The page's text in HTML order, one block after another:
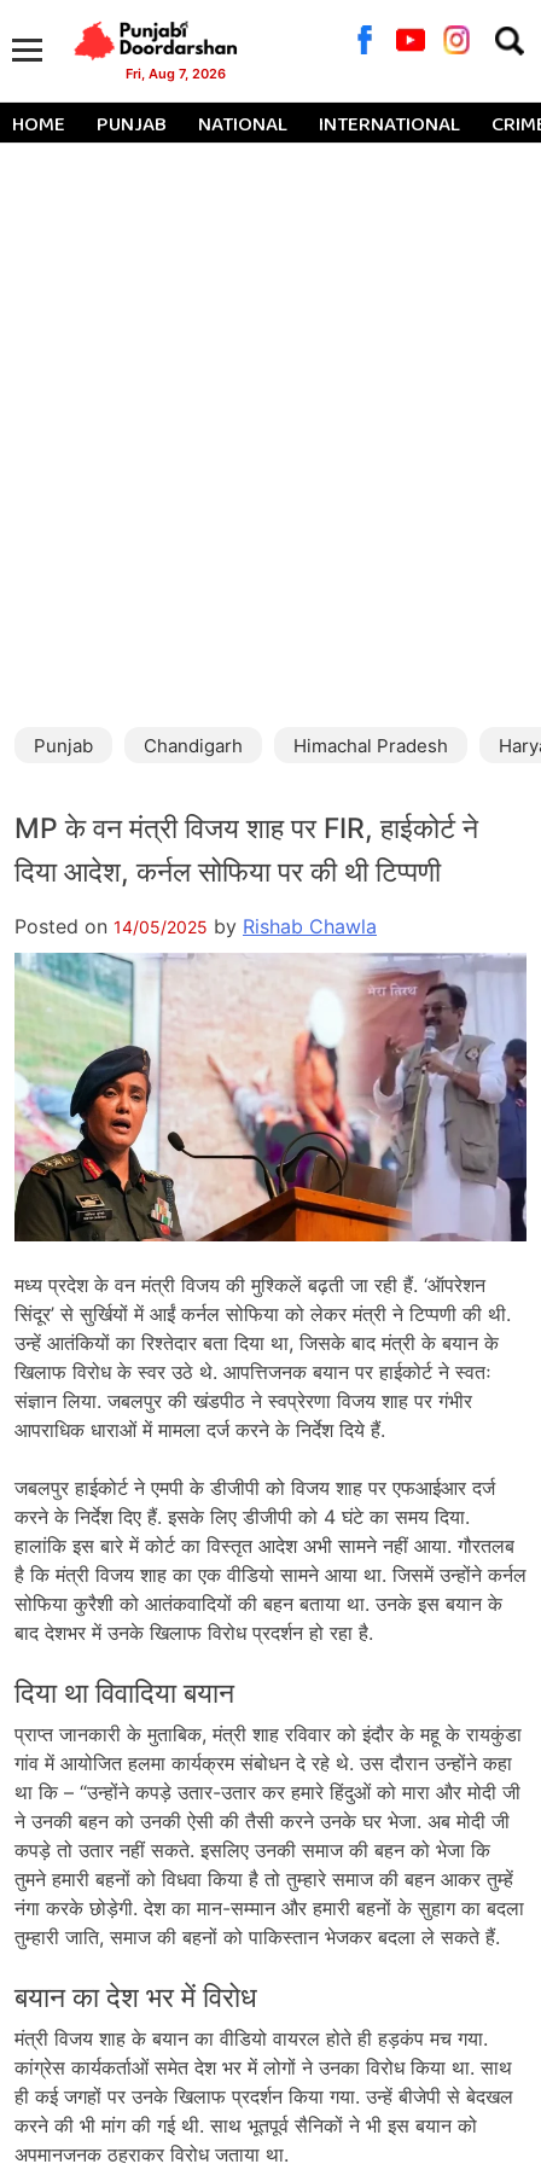
Fri, Aug 7, 2026
for:
HOME PUNJAB NATIONAL INTERNATIONAL
Punjab Chandigarh Himachal Pradesh
MP के वन मंत्री विजय शाह पर FIR, हाईकोर्ट ने
दिया आदेश, कर्नल सोफिया पर की थी टिप्पणी
Posted on 14/05/2025 by Rishab Chawla
मध्य प्रदेश के वन मंत्री विजय की मुश्किलें बढ़ती जा रही हैं. ‘ऑपरेशन
सिंदूर’ से सुर्खियों में आईं कर्नल सोफिया को लेकर मंत्री ने टिप्पणी की थी.
उन्हें आतंकियों का रिश्तेदार बता दिया था, जिसके बाद मंत्री के बयान के
खिलाफ विरोध के स्वर उठे थे. आपत्तिजनक बयान पर हाईकोर्ट ने स्वतः
संज्ञान लिया. जबलपुर की खंडपीठ ने स्वप्रेरणा विजय शाह पर गंभीर
आपराधिक धाराओं में मामला दर्ज करने के निर्देश दिये हैं.
जबलपुर हाईकोर्ट ने एमपी के डीजीपी को विजय शाह पर एफआईआर दर्ज
करने के निर्देश दिए हैं. इसके लिए डीजीपी को 4 घंटे का समय दिया.
हालांकि इस बारे में कोर्ट का विस्तृत आदेश अभी सामने नहीं आया. गौरतलब
है कि मंत्री विजय शाह का एक वीडियो सामने आया था. जिसमें उन्होंने कर्नल
सोफिया कुरैशी को आतंकवादियों की बहन बताया था. उनके इस बयान के
बाद देशभर में उनके खिलाफ विरोध प्रदर्शन हो रहा है.
दिया था विवादिया बयान
प्राप्त जानकारी के मुताबिक, मंत्री शाह रविवार को इंदौर के महू के रायकुंडा
गांव में आयोजित हलमा कार्यक्रम संबोधन दे रहे थे. उस दौरान उन्होंने कहा
था कि – “उन्होंने कपड़े उतार-उतार कर हमारे हिंदुओं को मारा और मोदी जी
ने उनकी बहन को उनकी ऐसी की तैसी करने उनके घर भेजा. अब मोदी जी
कपड़े तो उतार नहीं सकते. इसलिए उनकी समाज की बहन को भेजा कि
तुमने हमारी बहनों को विधवा किया है तो तुम्हारे समाज की बहन आकर तुम्हें
नंगा करके छोड़ेगी. देश का मान-सम्मान और हमारी बहनों के सुहाग का बदला
तुम्हारी जाति, समाज की बहनों को पाकिस्तान भेजकर बदला ले सकते हैं.
बयान का देश भर में विरोध
मंत्री विजय शाह के बयान का वीडियो वायरल होते ही हड़कंप मच गया.
कांग्रेस कार्यकर्ताओं समेत देश भर में लोगों ने उनका विरोध किया था. साथ
ही कई जगहों पर उनके खिलाफ प्रदर्शन किया गया. उन्हें बीजेपी से बेदखल
करने की भी मांग की गई थी. साथ भूतपूर्व सैनिकों ने भी इस बयान को
अपमानजनक ठहराकर विरोध जताया था.